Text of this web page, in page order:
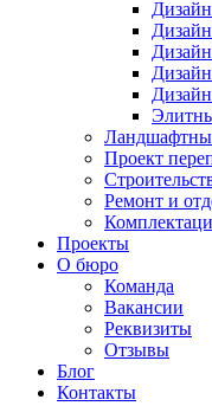
Дизайн
Проект
Ремонт и
Проекты
О бюро
Команда
Вакансии
Реквизиты
Отзывы
Блог
Контакты